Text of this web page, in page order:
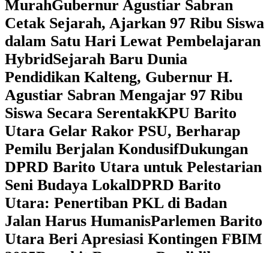
MurahGubernur Agustiar Sabran
Cetak Sejarah, Ajarkan 97 Ribu Siswa
dalam Satu Hari Lewat Pembelajaran
HybridSejarah Baru Dunia
Pendidikan Kalteng, Gubernur H.
Agustiar Sabran Mengajar 97 Ribu
Siswa Secara SerentakKPU Barito
Utara Gelar Rakor PSU, Berharap
Pemilu Berjalan KondusifDukungan
DPRD Barito Utara untuk Pelestarian
Seni Budaya LokalDPRD Barito
Utara: Penertiban PKL di Badan
Jalan Harus HumanisParlemen Barito
Utara Beri Apresiasi Kontingen FBIM